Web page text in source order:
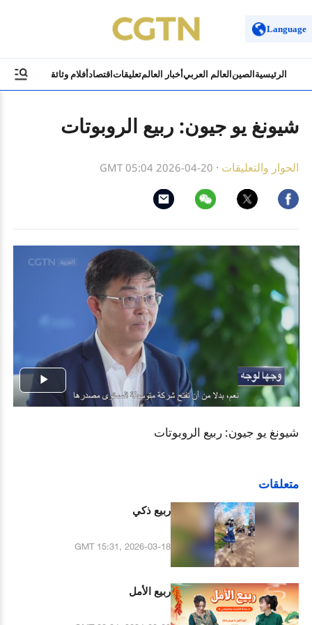
Language
الرئيسية الصين العالم العربيأخبار العالمتعليقات اقتصادأفلام وثائقية ثقافة
شيونغ يو جيون: ربيع الروبوتات
الحوار والتعليقات ·
GMT 05:04 2026-04-20
Play
شيونغ يو جيون: ربيع الروبوتات
متعلقات
ربيع ذكي
GMT 15:31, 2026-03-18
ربيع الأمل